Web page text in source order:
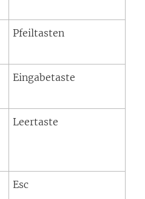
Pfeiltasten
Eingabetaste
Leertaste
Esc